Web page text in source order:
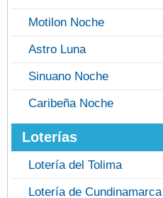
Motilon Noche
Astro Luna
Sinuano Noche
Caribeña Noche
Loterías
Lotería del Tolima
Lotería de Cundinamarca